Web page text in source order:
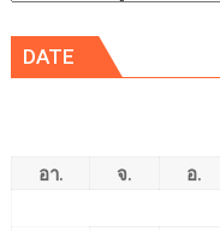
DATE
อา. จ. อ.